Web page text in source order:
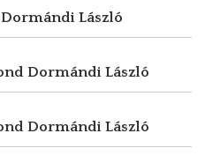
Dormándi László
Dormándi László
Dormándi László